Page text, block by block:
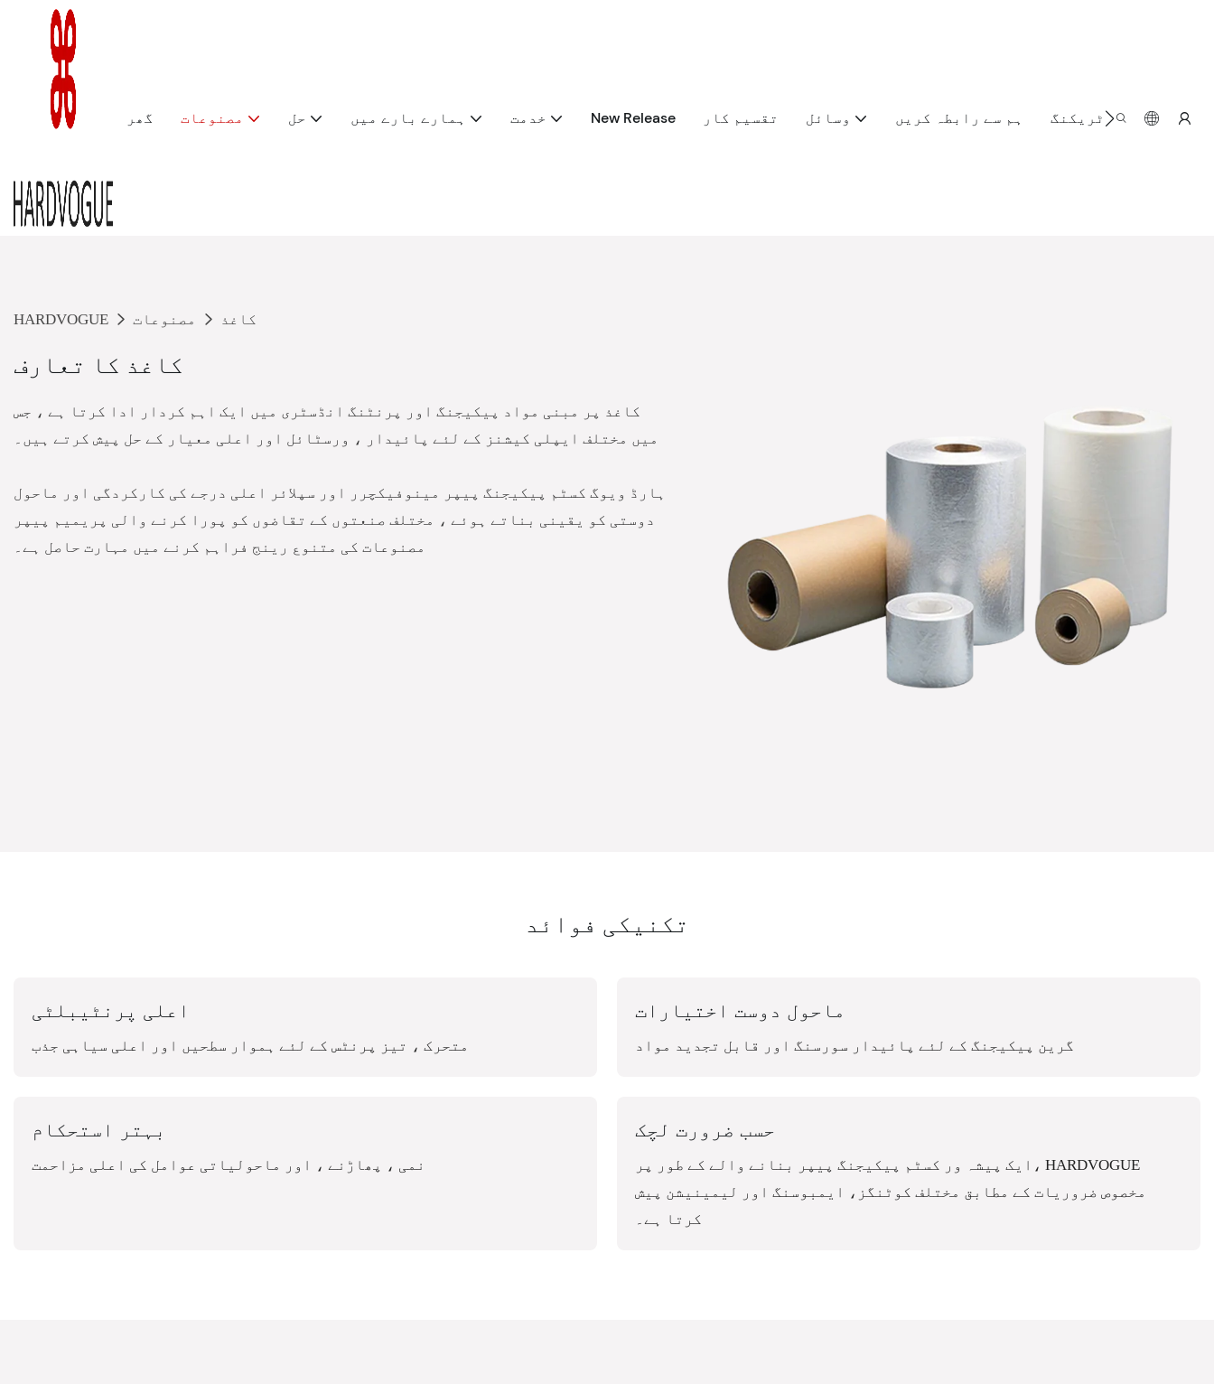
گھر مصنوعات حل ہمارے بارے میں خدمت New Release تقسیم کار وسائل ہم سے رابطہ کریں آرڈر ٹریکنگ
HARDVOGUE مصنوعات کاغذ
کاغذ کا تعارف
کاغذ پر مبنی مواد پیکیجنگ اور پرنٹنگ انڈسٹری میں ایک اہم کردار ادا کرتا ہے ، جس
میں مختلف ایپلی کیشنز کے لئے پائیدار ، ورسٹائل اور اعلی معیار کے حل پیش کرتے ہیں۔
ہارڈ ویوگ کسٹم پیکیجنگ پیپر مینوفیکچرر اور سپلائر
اعلی درجے کی کارکردگی اور ماحول
دوستی کو یقینی بناتے ہوئے ، مختلف صنعتوں کے تقاضوں کو پورا کرنے والی پریمیم پیپر
مصنوعات کی متنوع رینج فراہم کرنے میں مہارت حاصل ہے۔
تکنیکی فوائد
اعلی پرنٹیبلٹی
متحرک ، تیز پرنٹس کے لئے ہموار سطحیں اور اعلی سیاہی جذب
ماحول دوست اختیارات
گرین پیکیجنگ کے لئے پائیدار سورسنگ اور قابل تجدید مواد
بہتر استحکام
نمی ، پھاڑنے ، اور ماحولیاتی عوامل کی اعلی مزاحمت
حسب ضرورت لچک
ایک پیشہ ور کسٹم پیکیجنگ پیپر بنانے والے کے طور پر، HARDVOGUE
مخصوص ضروریات کے مطابق مختلف کوٹنگز، ایمبوسنگ اور لیمینیشن پیش
کرتا ہے۔